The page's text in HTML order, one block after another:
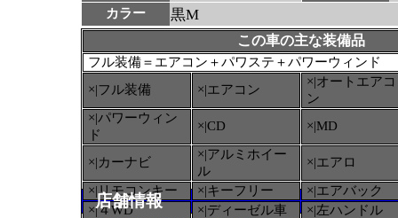
カラー 黒M
この車の主な装備品
フル装備＝エアコン＋パワステ＋パワーウィンド
×|フル装備
×|エアコン
×|オートエアコ
ン
×|パワーウィン
ド
×|CD ×|MD
×|カーナビ
×|アルミホイー
ル
×|エアロ
×|リモコンキー
×|キーフリー
×|エアバック
×|４WD
×|ディーゼル車
×|左ハンドル
店舗情報